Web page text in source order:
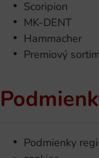
Scoripion
MK-DENT
Hammacher
Premiový
Podmienky